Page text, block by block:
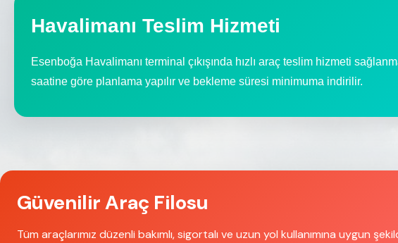
Havalimanı Teslim Hizmeti
Esenboğa Havalimanı terminal çıkışında hızlı araç teslim hizmeti
saatine göre planlama yapılır ve bekleme süresi minimuma indirilir.
Güvenilir Araç Filosu
Tüm araçlarımız düzenli bakımlı, sigortalı ve uzun yol kullanımına uygun